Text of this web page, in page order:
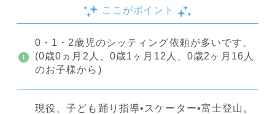
ここがポイント
0・1・2歳児のシッティング依頼が多いです。
(0歳0ヵ月2人、0歳1ヶ月12人、0歳2ヶ月16人
のお子様から)
現役、子ども踊り指導•スケーター•富士登山。